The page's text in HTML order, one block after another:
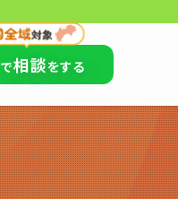
×
で相談をする